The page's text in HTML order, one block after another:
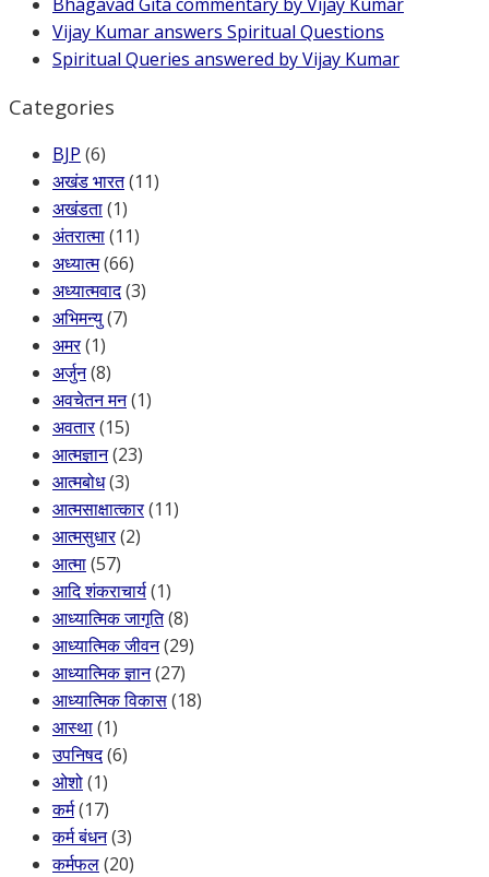
Bhagavad Gita commentary by Vijay Kumar
Vijay Kumar answers Spiritual Questions
Spiritual Queries answered by Vijay Kumar
Categories
BJP (6)
अखंड भारत(11)
अखंडता(1)
अंतरात्मा(11)
अध्यात्म(66)
अध्यात्मवाद(3)
अभिमन्यु(7)
अमर(1)
अर्जुन(8)
अवचेतन मन(1)
अवतार(15)
आत्मज्ञान(23)
आत्मबोध(3)
आत्मसाक्षात्कार(11)
आत्मसुधार(2)
आत्मा(57)
आदि शंकराचार्य(1)
आध्यात्मिक जागृति(8)
आध्यात्मिक जीवन(29)
आध्यात्मिक ज्ञान(27)
आध्यात्मिक विकास(18)
आस्था(1)
उपनिषद(6)
ओशो(1)
कर्म(17)
कर्म बंधन(3)
कर्मफल(20)